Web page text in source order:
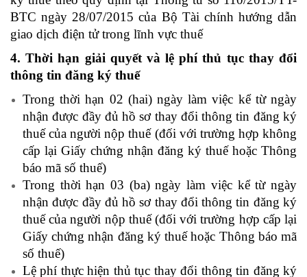
BTC ngày 28/07/2015 của Bộ Tài chính hướng dẫn
giao dịch điện tử trong lĩnh vực thuế
4. Thời hạn giải quyết và lệ phí thủ tục thay đổi
thông tin đăng ký thuế
Trong thời hạn 02 (hai) ngày làm việc kể từ ngày
nhận được đầy đủ hồ sơ thay đổi thông tin đăng ký
thuế của người nộp thuế (đối với trường hợp không
cấp lại Giấy chứng nhận đăng ký thuế hoặc Thông
báo mã số thuế)
Trong thời hạn 03 (ba) ngày làm việc kể từ ngày
nhận được đầy đủ hồ sơ thay đổi thông tin đăng ký
thuế của người nộp thuế (đối với trường hợp cấp lại
Giấy chứng nhận đăng ký thuế hoặc Thông báo mã
số thuế)
Lệ phí thực hiện thủ tục thay đổi thông tin đăng ký